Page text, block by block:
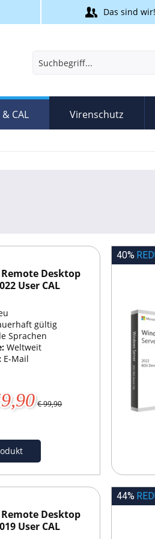
Das sind wir!
CAL Virenschutz
Desktop
User CAL
gültig
Sprachen
Weltweit
E-Mail
€ 99,90
40%
Desktop
User CAL
44%